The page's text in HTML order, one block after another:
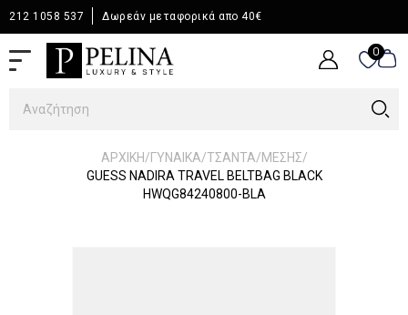
212 1058 537 Δωρεάν μεταφορικά απο 40€
0
0
ΑΡΧΙΚΉ/ΓΥΝΑΙΚΑ/ΤΣΑΝΤΑ/ΜΕΣΗΣ/
GUESS NADIRA TRAVEL BELTBAG BLACK
HWQG84240800-BLA